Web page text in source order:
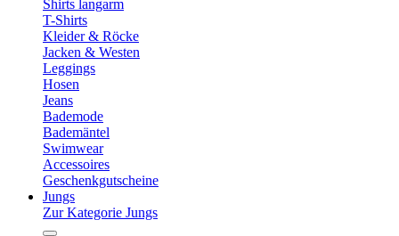
Shirts langarm
T-Shirts
Kleider & Röcke
Jacken & Westen
Leggings
Hosen
Jeans
Bademode
Bademäntel
Swimwear
Accessoires
Geschenkgutscheine
Jungs
Zur Kategorie Jungs